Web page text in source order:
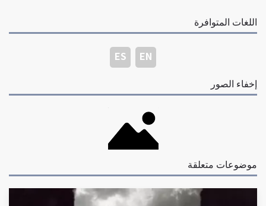
اللغات المتوافرة
EN
ES
إخفاء الصور
موضوعات متعلقة